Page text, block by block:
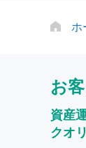
ホ
お
資産
クオ